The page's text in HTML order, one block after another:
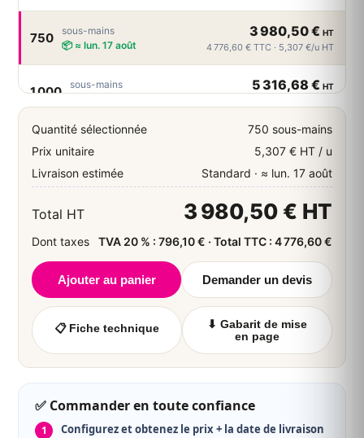
750
sous-mains
📦 ≈ lun. 17 août
3 980,50 € HT
4 776,60 € TTC · 5,307 €/u HT
1 000
sous-mains
5 316,68 € HT
1 500
sous-mains
📦 ≈ lun. 17 août
7 988,27 €
9 585,93 € TTC · 5,326 €/u HT
sous-mains
10 654,03 €
12 784,84 € TTC · 5,327 €/u HT
sous-mains
📦 ≈ lun. 17 août
12 702,19 € HT
15 242,63 € TTC · 5,081 €/u HT
▼ Voir plus de quantités
Quantité sélectionnée
750 sous-mains
Prix unitaire
5,307 € HT / u
Livraison estimée
Standard · ≈ lun. 17 août
Total HT 3 980,50 € HT
Dont taxes TVA 20 % : 796,10 € · Total TTC : 4 776,60 €
Ajouter au panier Demander un devis
📋 Fiche technique
⬇ Gabarit de mise
en page
✅ Commander en toute confiance
Configurez et obtenez le prix + la date de livraison